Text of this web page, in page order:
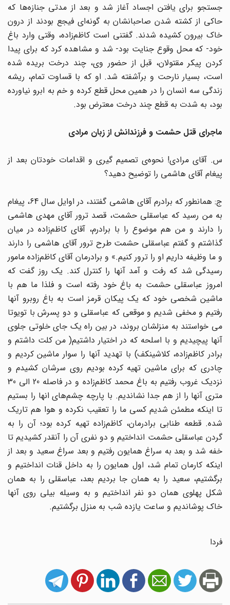
جستجو برای یافتن اجساد آغاز شد و بعد از مدتی جنازه‌ها که
حاکی از کشته شدن صاحبانشان به گونه‌ای فیجع بودند از درون
خاک بیرون کشیده شدند. گفتنی است کاظم‌زاده، وقتی وارد باغ
خود- که محل وقوع جنایت بود- شد و مشاهده کرد که برای پیدا
کردن پیکر مقتولان، قبل از حضور وی، چند درخت بریده شده
است، بسیار نارحت و برآشفته شد. او که با قساوت تمام، ریشه
زندگی سه انسان را در همین محل قطع کرده و خم به ابرو نیاورده
بود، به شدت به قطع چند درخت معترض بود.
ماجرای قتل حشمت‌ و فرزندانش از زبان مرادی
س. آقای مرادی! نحوه‌ی تصمیم گیری و اقدامات خودتان بعد از
پیغام آقای هاشمی را توضیح دهید؟
ج: همانطور که برادرم آقای هاشمی گفتند، در اوایل سال 64، پیغام
به من رسید که عباسقلی حشمت، قصد ترور آقای مهدی هاشمی
را دارند و من هم موضوع را با برادرم، آقای کاظم‌زاده در میان
گذاشتم و گفتم عباسقلی حشمت طرح ترور آقای هاشمی را دارند
و ما وظیفه داریم او را ترور کنیم.» و برادرمان آقای کاظم‌زاده مامور
رسیدگی شد که رفت و آمد آنها را کنترل کند. یک روز گفت که
امروز عباسقلی حشمت به باغ خود رفته است و فلذا ما هم با
ماشین شخصی خود که یک پیکان قرمز است به باغ روبرو آنها
رفتیم و مخفی شدیم و موقعی که عباسقلی و دو پسرش با تویوتا
می خواستند به منزلشان بروند، در بین راه یک جای خلوتی جلوی
آنها پیچیدیم و با اسلحه که در اختیار داشتیم( من کلت داشتم و
برادر کاظم‌زاده، کلاشینکف) با تهدید آنها را سوار ماشین کردیم و
چادری که برای ماشین تهیه کرده بودیم روی سرشان کشیدم و
نزدیک غروب رفتیم به باغ محمد کاظم‌زاده و در فاصله 20 الی 30
متری آنها را از هم جدا نشاندیم. با پارچه چشم‌های انها را بستیم
تا اینکه مطمئن شدیم کسی ما را تعقیب نکرده و هوا هم تاریک
شده. قطعه طنابی برادرمان، کاظم‌زاده تهیه کرده بود؛ آن را به
گردن عباسقلی حشمت انداختیم و دو نفری آن را آنقدر کشیدیم تا
خفه شد و بعد به سراغ همایون رفتیم و بعد سراغ سعید و بعد از
اینکه کارمان تمام شد، اول همایون را به داخل قنات انداختیم و
برگشتیم، سعید را به همان جا بردیم بعد، عباسقلی را به همان
شکل پهلوی همان دو نفر انداختیم و به وسیله بیلی روی آنها
خاک پوشاندیم و ساعت یازده شب به منزل برگشتیم.
فردا